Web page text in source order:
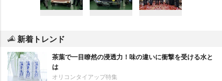
新着トレンド
茶葉で一目瞭然の浸透力！味の違いに衝撃を受ける水と
は
オリコンタイアップ特集